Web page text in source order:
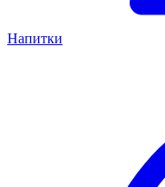
Напитки